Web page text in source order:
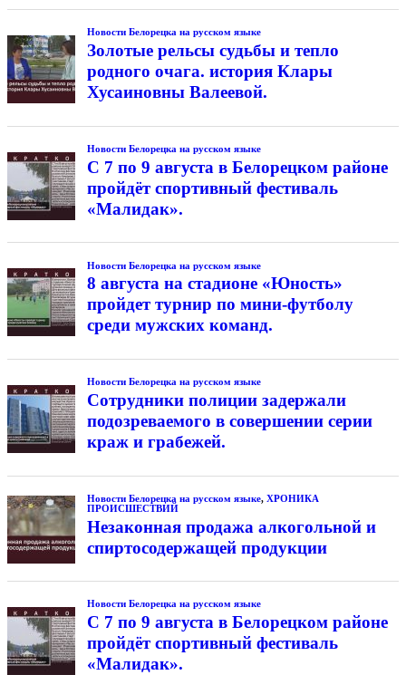
Новости Белорецка на русском языке
Золотые рельсы судьбы и тепло
родного очага. история Клары
Хусаиновны Валеевой.
Новости Белорецка на русском языке
С 7 по 9 августа в Белорецком районе
пройдёт спортивный фестиваль
«Малидак».
Новости Белорецка на русском языке
8 августа на стадионе «Юность»
пройдет турнир по мини-футболу
среди мужских команд.
Новости Белорецка на русском языке
Сотрудники полиции задержали
подозреваемого в совершении серии
краж и грабежей.
Новости Белорецка на русском языке, ХРОНИКА
ПРОИСШЕСТВИЙ
Незаконная продажа алкогольной и
спиртосодержащей продукции
Новости Белорецка на русском языке
С 7 по 9 августа в Белорецком районе
пройдёт спортивный фестиваль
«Малидак».